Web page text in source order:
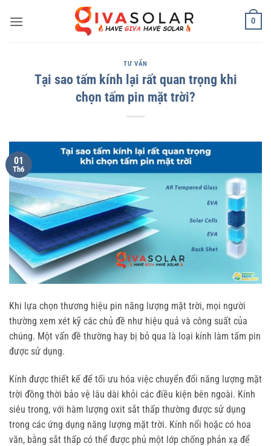
qua
0
TƯ VẤN
Tại sao tấm kính lại rất quan trọng khi
chọn tấm pin mặt trời?
01
Th6
Khi lựa chọn thương hiệu pin năng lượng mặt trời, mọi người
thường xem xét kỹ các chủ đề như hiệu quả và công suất của
chúng. Một vấn đề thường hay bị bỏ qua là loại kính làm tấm pin
được sử dụng.
Kính được thiết kế để tối ưu hóa việc chuyển đổi năng lượng mặt
trời đồng thời bảo vệ lâu dài khỏi các điều kiện bên ngoài. Kính
siêu trong, với hàm lượng oxit sắt thấp thường được sử dụng
trong các ứng dụng năng lượng mặt trời. Kính nổi hoặc có hoa
văn, bằng sắt thấp có thể được phủ một lớp chống phản xạ để